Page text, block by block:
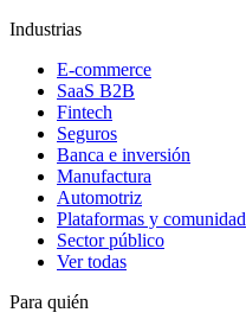
Industrias
E-commerce
SaaS B2B
Fintech
Seguros
Banca e inversión
Manufactura
Automotriz
Plataformas y comunidad
Sector público
Ver todas
Para quién